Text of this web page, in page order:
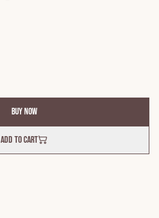
Buy now
Add to cart